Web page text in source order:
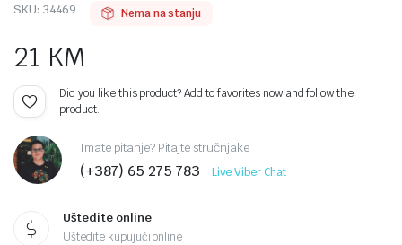
SKU: 34469 Nema na stanju
21 KM
Did you like this product? Add to favorites now and follow the
product.
Imate pitanje? Pitajte stručnjake
(+387) 65 275 783 Live Viber Chat
Uštedite online
Uštedite kupujući online